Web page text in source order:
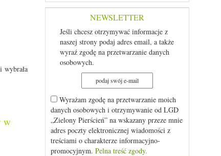
wybrała
w
NEWSLETTER
Jeśli chcesz otrzymywać informacje z
naszej strony podaj adres email, a także
wyraź zgodę na przetwarzanie danych
osobowych.
Wyrażam zgodę na przetwarzanie moich
danych osobowych i otrzymywanie od LGD
„Zielony Pierścień” na wskazany przeze mnie
adres poczty elektronicznej wiadomości z
treściami o charakterze informacyjno-
promocyjnym. Pelna treść zgody.